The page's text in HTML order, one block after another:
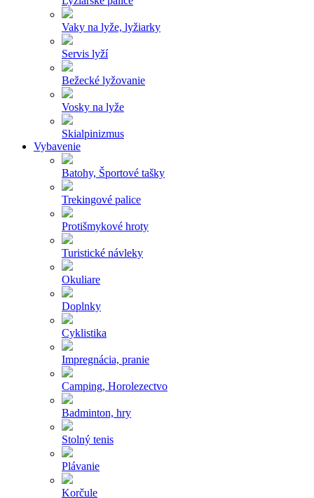
Vaky na lyže, lyžiarky
Servis lyží
Bežecké lyžovanie
Vosky na lyže
Skialpinizmus
Vybavenie
Batohy, Športové tašky
Trekingové palice
Protišmykové hroty
Turistické návleky
Okuliare
Doplnky
Cyklistika
Impregnácia, pranie
Camping, Horolezectvo
Badminton, hry
Stolný tenis
Plávanie
Korčule